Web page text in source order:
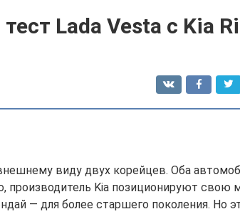
Lada Vesta с Kia
виду двух корейцев. Оба
производитель Kia позиционируют свою
— для более старшего поколения. Но